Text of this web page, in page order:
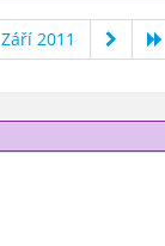
Září 2011